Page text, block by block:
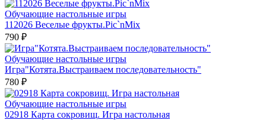
Обучающие настольные игры
112026 Веселые фрукты.Pic`nMix
790 ₽
Обучающие настольные игры
Игра"Котята.Выстраиваем последовательность"
780 ₽
Обучающие настольные игры
02918 Карта сокровищ. Игра настольная